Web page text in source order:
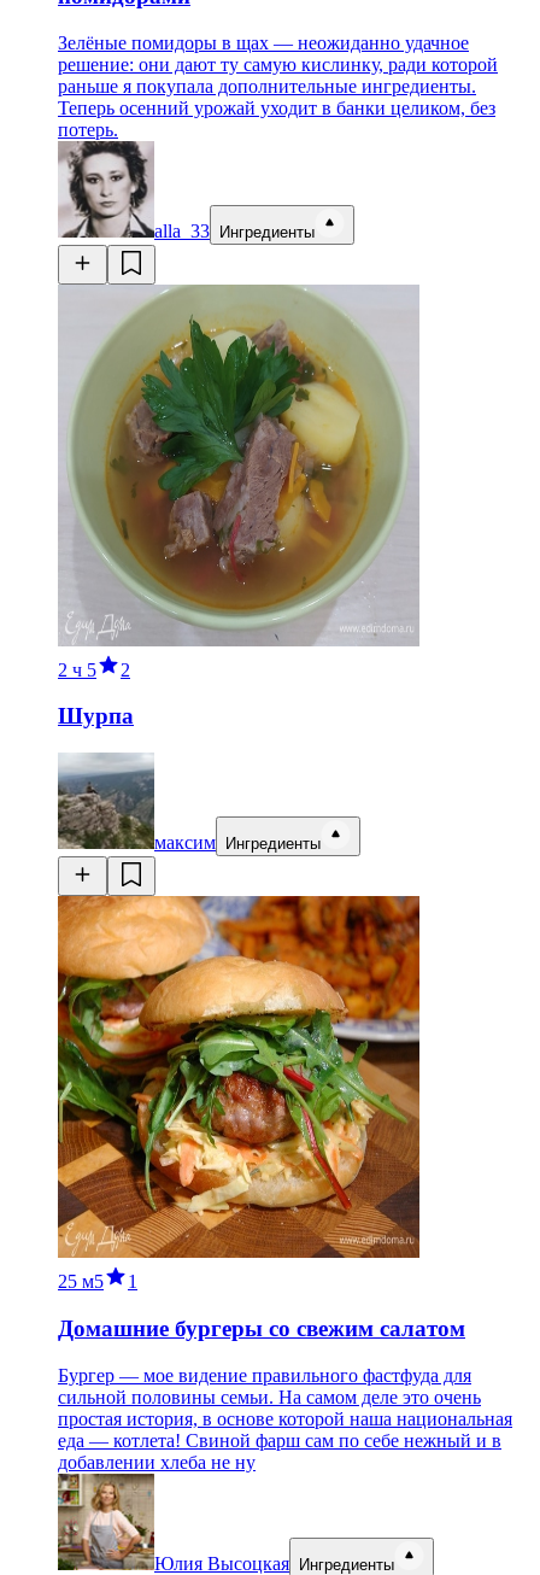
Зелёные помидоры в щах — неожиданно удачное
решение: они дают ту самую кислинку, ради которой
раньше я покупала дополнительные ингредиенты.
Теперь осенний урожай уходит в банки целиком, без
потерь.
alla_33 Ингредиенты
2 ч 5 2
Шурпа
максим Ингредиенты
25 м5 1
Домашние бургеры со свежим салатом
Бургер — мое видение правильного фастфуда для
сильной половины семьи. На самом деле это очень
простая история, в основе которой наша национальная
еда — котлета! Свиной фарш сам по себе нежный и в
добавлении хлеба не ну
Юлия Высоцкая Ингредиенты